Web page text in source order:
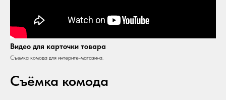
Видео для карточки товара
Съемка комода для интернте-магазина.
Съёмка комода